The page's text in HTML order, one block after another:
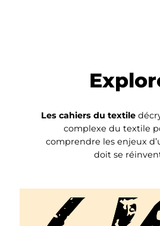
Les cahiers du textile
complexe du textile
comprendre les enjeux
doit se